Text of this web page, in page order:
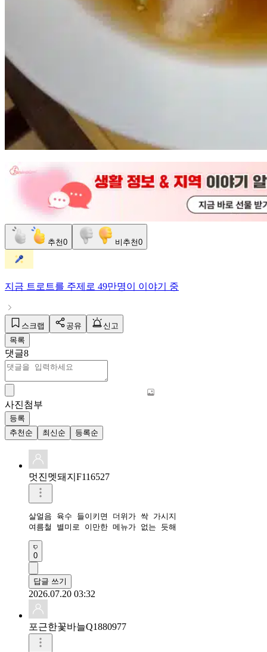
추천0 비추천0
지금 트로트를 주제로 49만명이 이야기 중
스크랩 공유
신고
목록
댓글8
사진첨부
등록
추천순
최신순 등록순
멋진멧돼지F116527
살얼음 육수 들이키면 더위가 싹 가시지
여름철 별미로 이만한 메뉴가 없는 듯해
0
답글 쓰기
2026.07.20 03:32
포근한꽃바늘Q1880977